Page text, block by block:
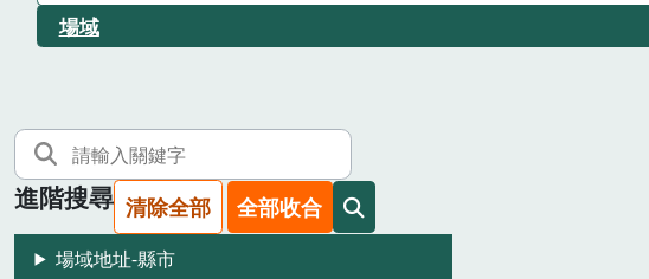
場域
進階搜尋 清除全部 全部收合
場域地址-縣市